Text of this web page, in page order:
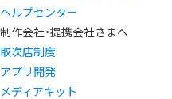
ヘルプセンター
制作会社・提携会社さまへ
取次店制度
アプリ開発
メディアキット